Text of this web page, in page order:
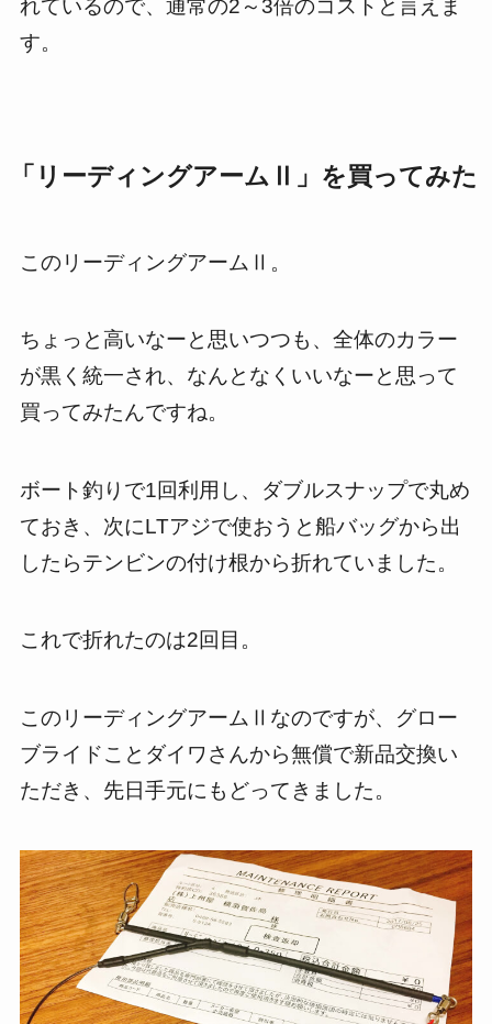
れているので、通常の2～3倍のコストと言えま
す。
「リーディングアームⅡ」を買ってみた
このリーディングアームⅡ。
ちょっと高いなーと思いつつも、全体のカラー
が黒く統一され、なんとなくいいなーと思って
買ってみたんですね。
ボート釣りで1回利用し、ダブルスナップで丸め
ておき、次にLTアジで使おうと船バッグから出
したらテンビンの付け根から折れていました。
これで折れたのは2回目。
このリーディングアームⅡなのですが、グロー
ブライドことダイワさんから無償で新品交換い
ただき、先日手元にもどってきました。